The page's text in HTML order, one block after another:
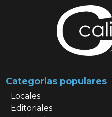
Categorias populares
Locales
Editoriales